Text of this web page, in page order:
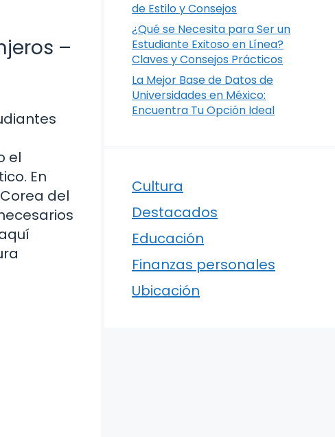
–
el
En
del
de Estilo y Consejos
¿Qué se Necesita para Ser un
Estudiante Exitoso en Línea?
Claves y Consejos Prácticos
La Mejor Base de Datos de
Universidades en México:
Encuentra Tu Opción Ideal
Cultura
Destacados
Educación
Finanzas personales
Ubicación